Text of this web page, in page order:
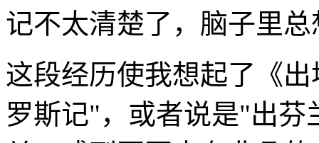
记不太清楚了，脑子里
这段经历使我想起了《
罗斯记"，或者说是"出